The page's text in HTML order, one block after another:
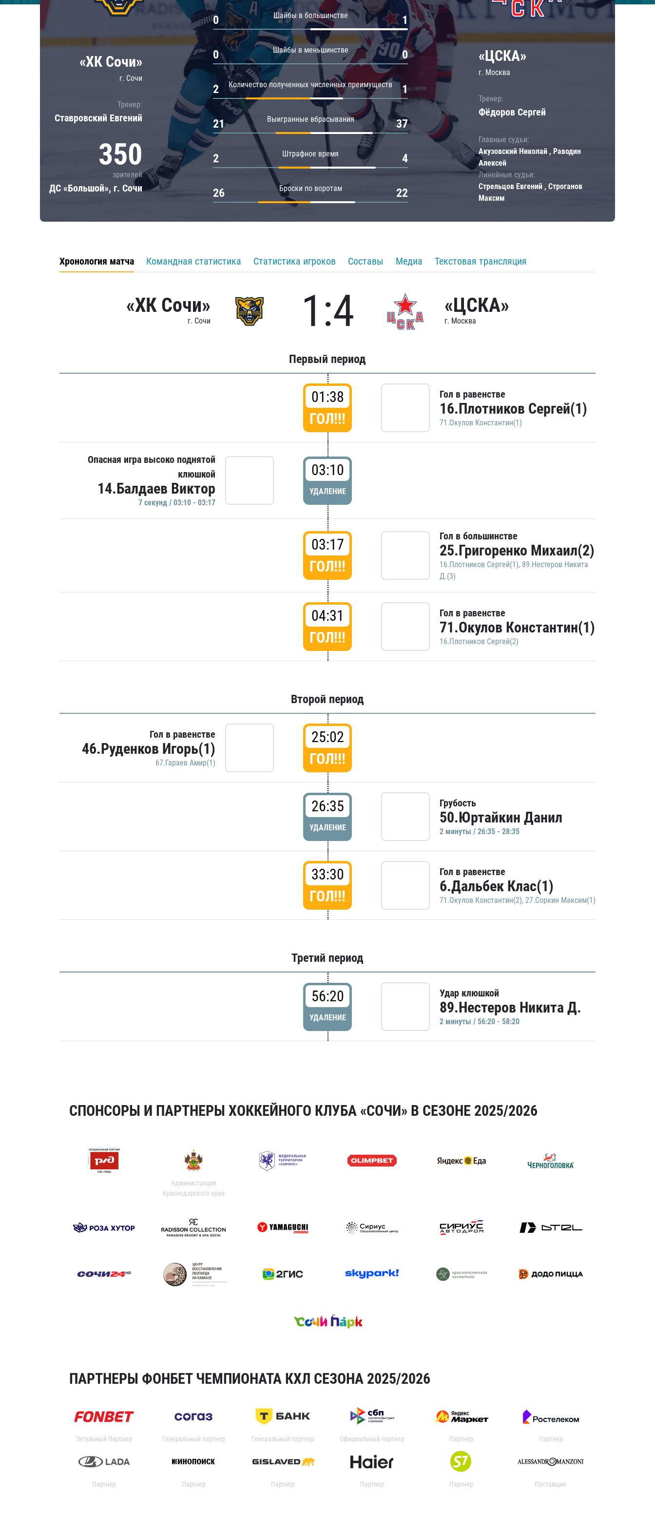
Локомотив
ЦСКА
Шанхайские Драконы
Амур
Барыс
Салават Юлаев
«ХК Сочи»
г. Сочи
Тренер:
Ставровский Евгений
350
зрителей
ДС «Большой», г. Сочи
Шайбы в большинстве
0 1
Шайбы в меньшинстве
0 0
Количество полученных численных преимуществ
2 1
Выигранные вбрасывания
21 37
Штрафное время
2 4
Броски по воротам
26 22
«ЦСКА»
г. Москва
Тренер:
Фёдоров Сергей
Главные судьи:
Акузовский Николай , Раводин
Алексей
Линейные судьи:
Стрельцов Евгений , Строганов
Максим
Хронология матча Командная статистика Статистика игроков Составы Медиа Текстовая трансляция
«ХК Сочи»
г. Сочи 1:4 «ЦСКА»
г. Москва
Первый период
01:38
ГОЛ!!!
Гол в равенстве
16.Плотников Сергей(1)
71.Окулов Константин(1)
Опасная игра высоко поднятой
клюшкой
14.Балдаев Виктор
7 секунд / 03:10 - 03:17
03:10
УДАЛЕНИЕ
03:17
ГОЛ!!!
Гол в большинстве
25.Григоренко Михаил(2)
16.Плотников Сергей(1), 89.Нестеров Никита
Д.(3)
04:31
ГОЛ!!!
Гол в равенстве
71.Окулов Константин(1)
16.Плотников Сергей(2)
Второй период
Гол в равенстве
46.Руденков Игорь(1)
67.Гараев Амир(1)
25:02
ГОЛ!!!
26:35
УДАЛЕНИЕ
Грубость
50.Юртайкин Данил
2 минуты / 26:35 - 28:35
33:30
ГОЛ!!!
Гол в равенстве
6.Дальбек Клас(1)
71.Окулов Константин(2), 27.Соркин Максим(1)
Третий период
56:20
УДАЛЕНИЕ
Удар клюшкой
89.Нестеров Никита Д.
2 минуты / 56:20 - 58:20
СПОНСОРЫ И ПАРТНЕРЫ ХОККЕЙНОГО КЛУБА «СОЧИ» В СЕЗОНЕ 2025/2026
Администрация
Краснодарского края
ПАРТНЕРЫ ФОНБЕТ ЧЕМПИОНАТА КХЛ СЕЗОНА 2025/2026
Титульный Партнер Генеральный партнер Генеральный партнер Официальный партнер Партнер Партнер
Партнер Партнер Партнер Партнер Партнер Поставщик